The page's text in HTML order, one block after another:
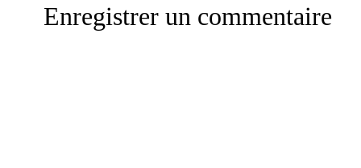
Enregistrer un commentaire